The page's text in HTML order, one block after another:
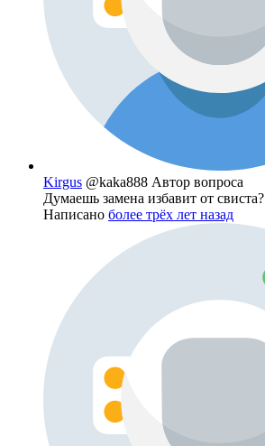
Kirgus @kaka888 Автор вопроса
Думаешь замена избавит от свиста?
Написано более трёх лет назад